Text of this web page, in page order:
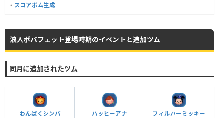
・ スコアボム生成
浪人ボバフェット登場時期のイベントと追加ツム
同月に追加されたツム
わんぱくシンバ ハッピーアナ フィルハーミッキー